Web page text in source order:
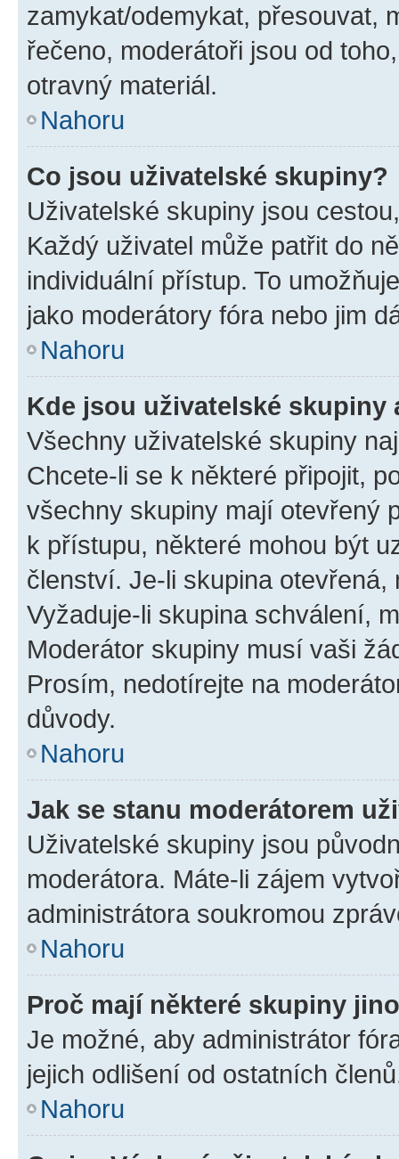
zamykat/odemykat, přesouvat,
řečeno, moderátoři jsou od
otravný materiál.
Nahoru
Co jsou uživatelské skupiny?
Uživatelské skupiny jsou
Každý uživatel může patřit do
individuální přístup. To
jako moderátory fóra nebo jim
Nahoru
Kde jsou uživatelské skupiny
Všechny uživatelské skupiny
Chcete-li se k některé připojit,
všechny skupiny mají otevřený
k přístupu, některé mohou být
členství. Je-li skupina
Vyžaduje-li skupina schválení,
Moderátor skupiny musí vaši
Prosím, nedotírejte na
důvody.
Nahoru
Jak se stanu moderátorem
Uživatelské skupiny jsou
moderátora. Máte-li zájem
administrátora soukromou
Nahoru
Proč mají některé skupiny
Je možné, aby administrátor
jejich odlišení od ostatních
Nahoru